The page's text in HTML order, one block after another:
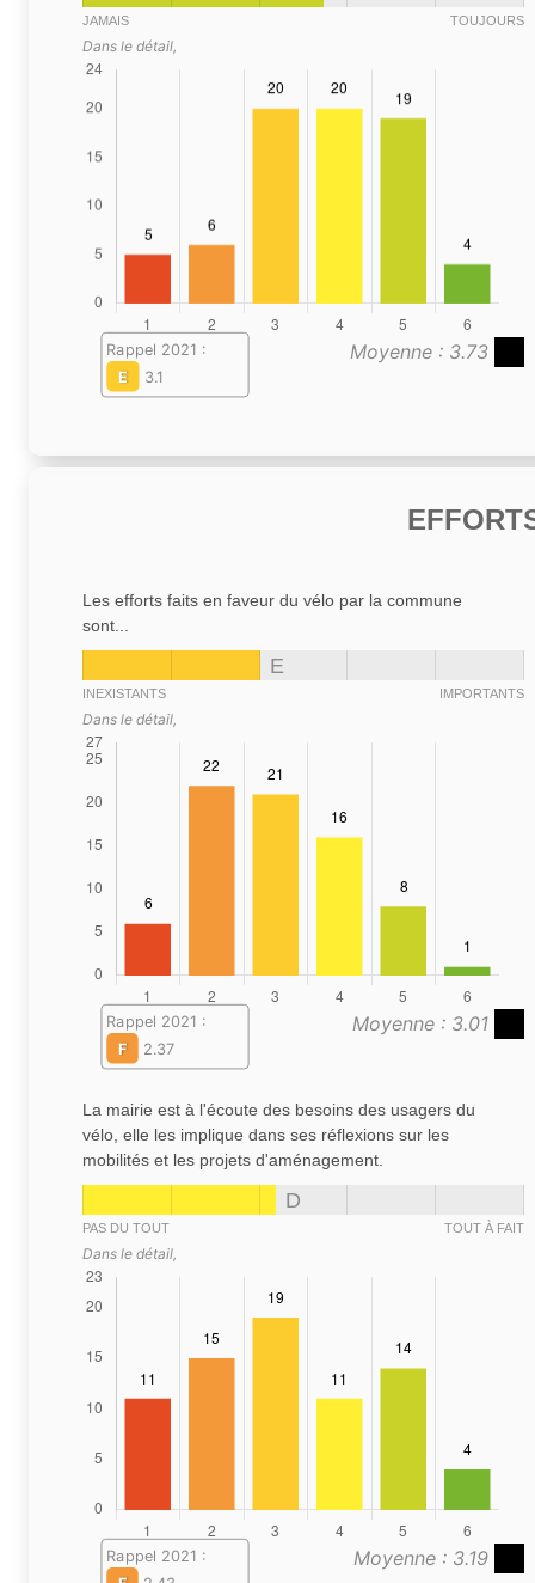
JAMAIS TOUJOURS
Dans le détail,
Moyenne : 3.73
Rappel 2021 :
E
3.1
Les efforts faits en faveur du vélo par la commune
sont...
E
INEXISTANTS IMPORTANTS
Dans le détail,
Moyenne : 3.01
Rappel 2021 :
F
2.37
La mairie est à l'écoute des besoins des usagers du
vélo, elle les implique dans ses réflexions sur les
mobilités et les projets d'aménagement.
D
PAS DU TOUT TOUT À FAIT
Dans le détail,
Moyenne : 3.19
Rappel 2021 :